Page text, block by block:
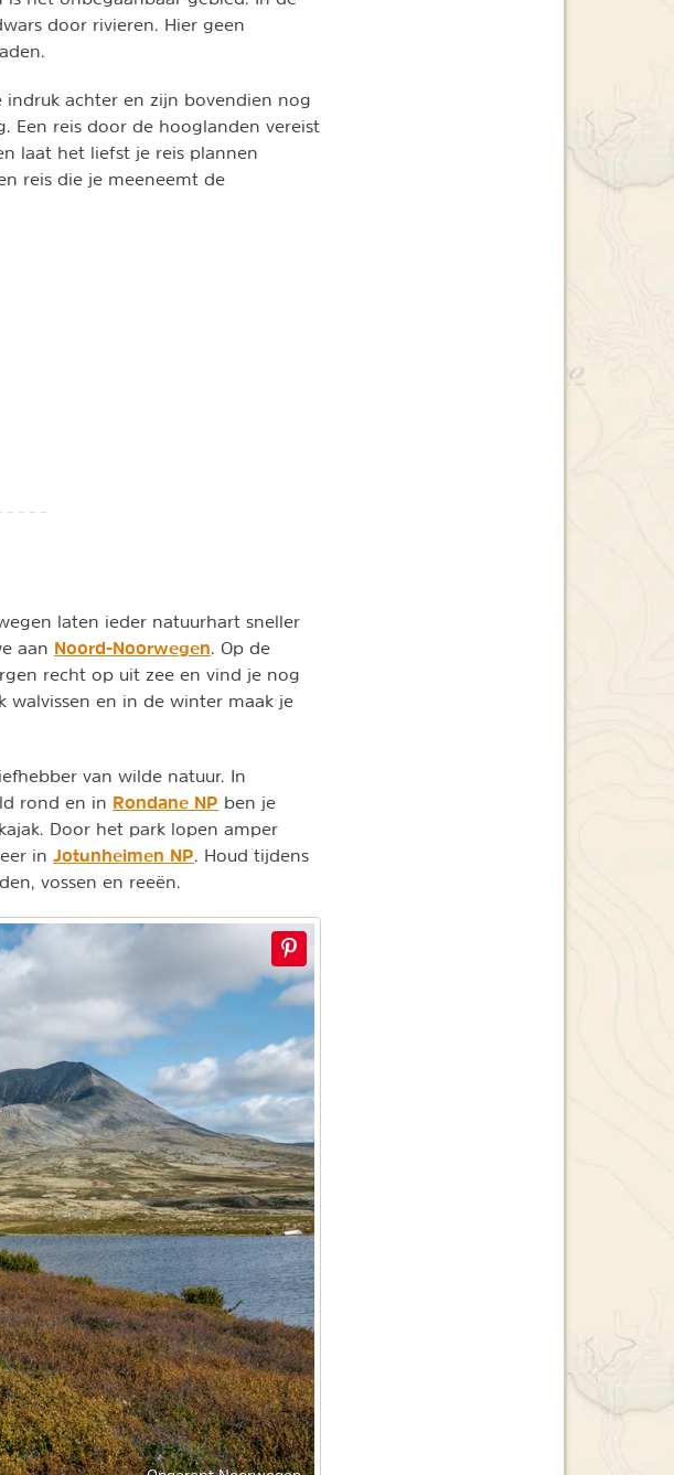
door rivieren. Hier geen
indruk achter en zijn bovendien nog
Een reis door de hooglanden vereist
laat het liefst je reis plannen
reis die je meeneemt de
laten ieder natuurhart sneller
aan Noord-Noorwegen . Op de
recht op uit zee en vind je nog
walvissen en in de winter maak je
van wilde natuur. In
rond en in Rondane NP ben je
Door het park lopen amper
in Jotunheimen NP . Houd tijdens
vossen en reeën.